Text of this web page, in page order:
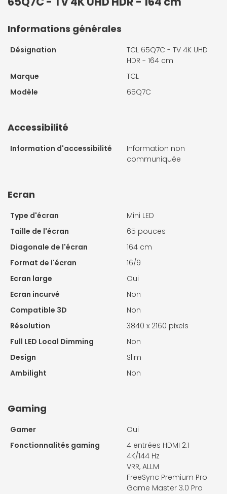
Informations générales
Désignation
TCL 65Q7C - TV 4K UHD
HDR - 164 cm
Marque
TCL
Modèle
65Q7C
Accessibilité
Information d'accessibilité
Information non
communiquée
Ecran
Type d'écran
Mini LED
Taille de l'écran
65 pouces
Diagonale de l'écran
164 cm
Format de l'écran
16/9
Ecran large
Oui
Ecran incurvé
Non
Compatible 3D
Non
Résolution
3840 x 2160 pixels
Full LED Local Dimming
Non
Design
Slim
Ambilight
Non
Gaming
Gamer
Oui
Fonctionnalités gaming
4 entrées HDMI 2.1
4K/144 Hz
VRR, ALLM
FreeSync Premium Pro
Game Master 3.0 Pro